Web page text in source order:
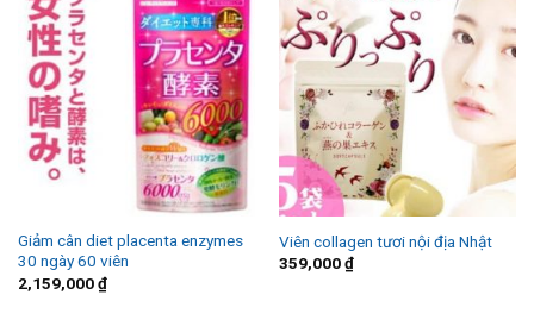
Giảm cân diet placenta enzymes
30 ngày 60 viên
2,159,000₫
Viên collagen tươi nội địa Nhật
359,000₫